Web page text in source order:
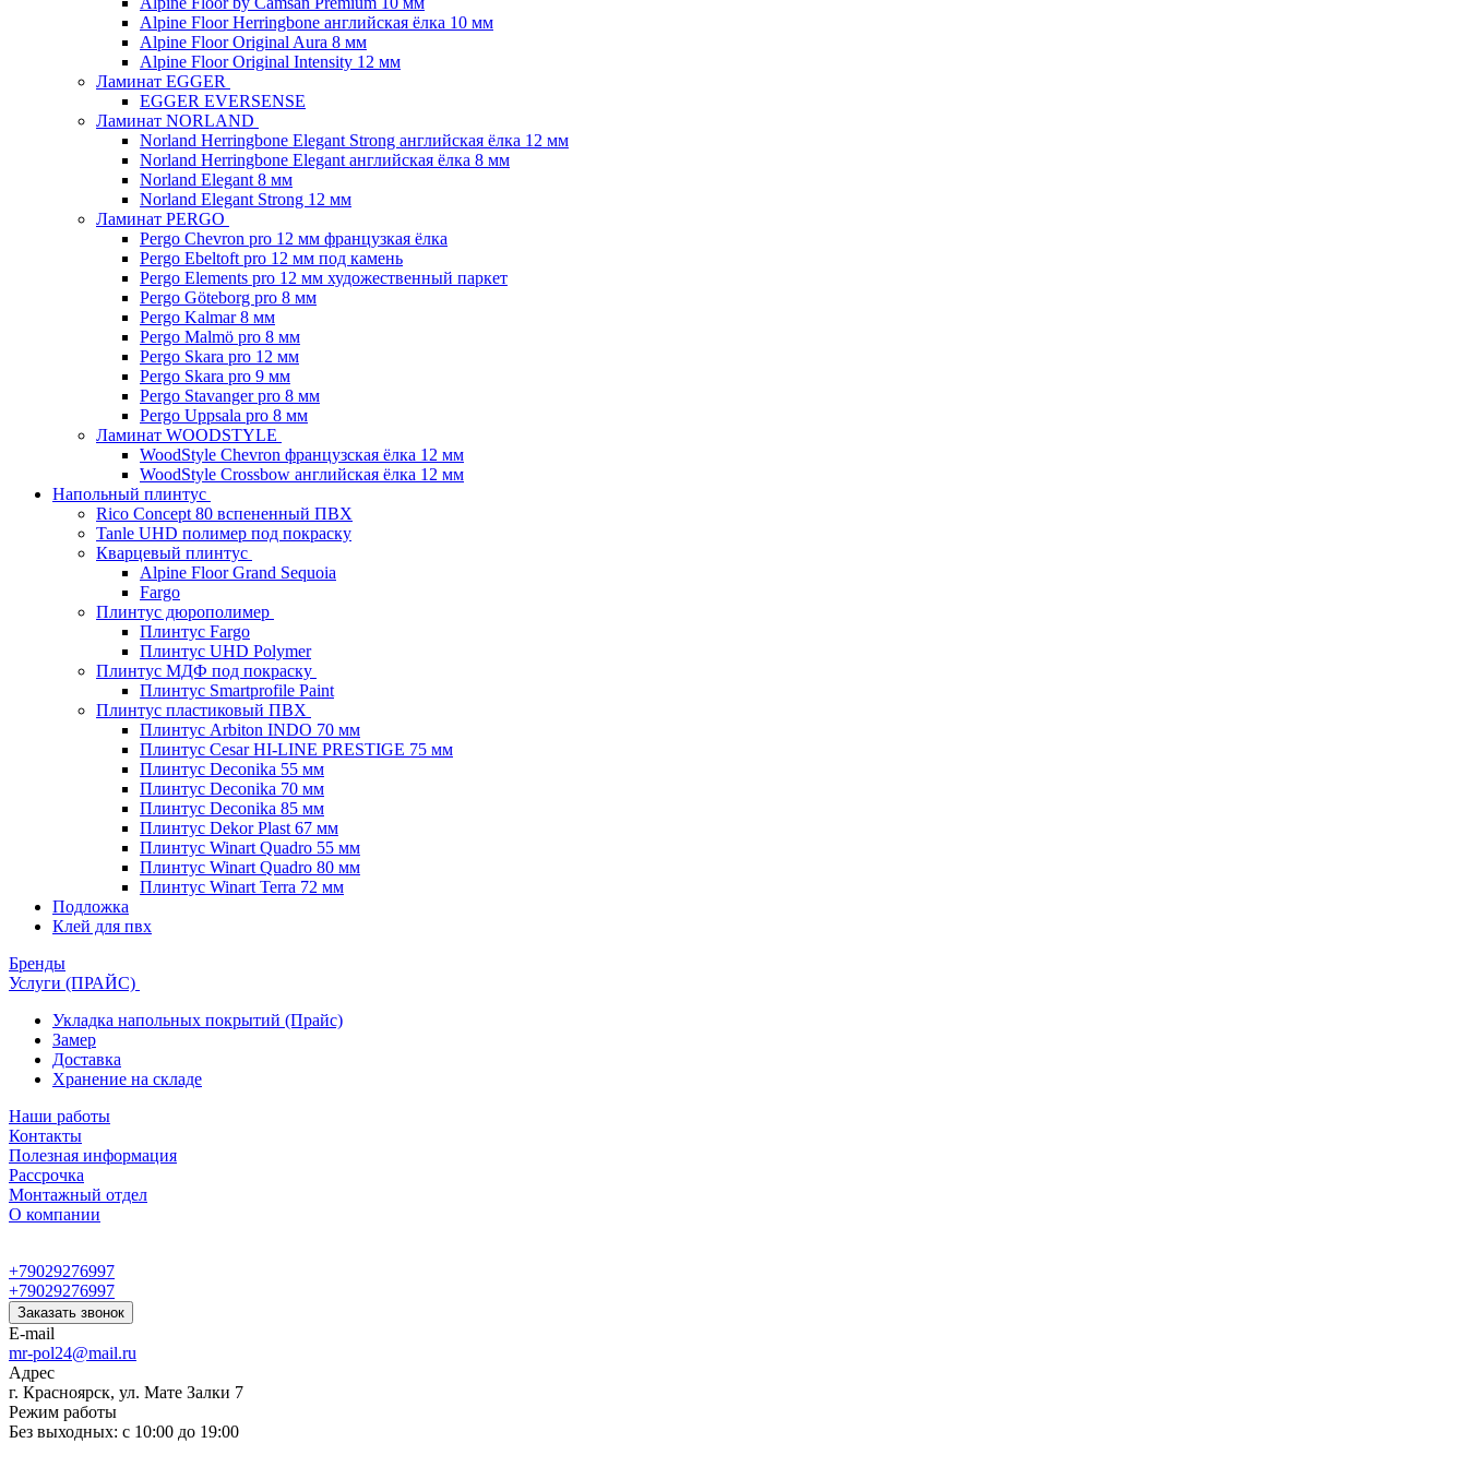
Alpine Floor Herringbone английская ёлка 10 мм
Alpine Floor Original Aura 8 мм
Alpine Floor Original Intensity 12 мм
Ламинат EGGER
EGGER EVERSENSE
Ламинат NORLAND
Norland Herringbone Elegant Strong английская ёлка 12 мм
Norland Herringbone Elegant английская ёлка 8 мм
Norland Elegant 8 мм
Norland Elegant Strong 12 мм
Ламинат PERGO
Pergo Chevron pro 12 мм французкая ёлка
Pergo Ebeltoft pro 12 мм под камень
Pergo Elements pro 12 мм художественный паркет
Pergo Göteborg pro 8 мм
Pergo Kalmar 8 мм
Pergo Malmö pro 8 мм
Pergo Skara pro 12 мм
Pergo Skara pro 9 мм
Pergo Stavanger pro 8 мм
Pergo Uppsala pro 8 мм
Ламинат WOODSTYLE
WoodStyle Chevron французская ёлка 12 мм
WoodStyle Crossbow английская ёлка 12 мм
Напольный плинтус
Rico Concept 80 вспененный ПВХ
Tanle UHD полимер под покраску
Кварцевый плинтус
Alpine Floor Grand Sequoia
Fargo
Плинтус дюрополимер
Плинтус Fargo
Плинтус UHD Polymer
Плинтус МДФ под покраску
Плинтус Smartprofile Paint
Плинтус пластиковый ПВХ
Плинтус Arbiton INDO 70 мм
Плинтус Cesar HI-LINE PRESTIGE 75 мм
Плинтус Deconika 55 мм
Плинтус Deconika 70 мм
Плинтус Deconika 85 мм
Плинтус Dekor Plast 67 мм
Плинтус Winart Quadro 55 мм
Плинтус Winart Quadro 80 мм
Плинтус Winart Terra 72 мм
Подложка
Клей для пвх
Бренды
Услуги (ПРАЙС)
Укладка напольных покрытий (Прайс)
Замер
Доставка
Хранение на складе
Наши работы
Контакты
Полезная информация
Рассрочка
Монтажный отдел
О компании
+79029276997
+79029276997
Заказать звонок
E-mail
mr-pol24@mail.ru
Адрес
г. Красноярск, ул. Мате Залки 7
Режим работы
Без выходных: с 10:00 до 19:00